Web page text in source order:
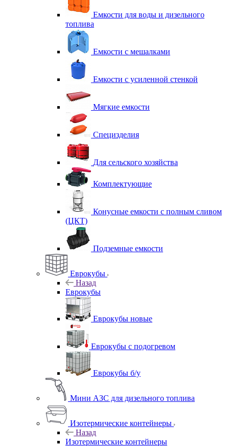
Емкости для воды и дизельного
топлива
Емкости с мешалками
Емкости с усиленной стенкой
Мягкие емкости
Специзделия
Для сельского хозяйства
Комплектующие
Конусные емкости с полным сливом
(ЦКТ)
Подземные емкости
Еврокубы
Назад
Еврокубы
Еврокубы новые
Еврокубы с подогревом
Еврокубы б/у
Мини АЗС для дизельного топлива
Изотермические контейнеры
Назад
Изотермические контейнеры